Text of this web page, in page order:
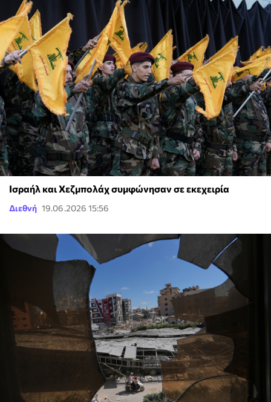
Ισραήλ και Χεζμπολάχ συμφώνησαν σε εκεχειρία
Διεθνή 19.06.2026 15:56